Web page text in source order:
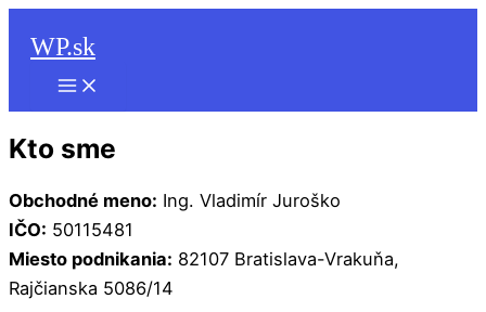
obsah
WP.sk
Kto sme
Obchodné meno: Ing. Vladimír Juroško
IČO: 50115481
Miesto podnikania: 82107 Bratislava-Vrakuňa,
Rajčianska 5086/14